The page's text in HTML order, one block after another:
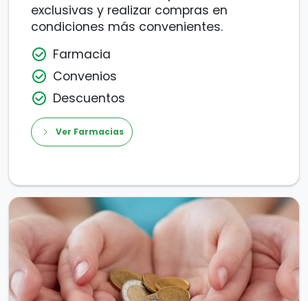
exclusivas y realizar compras en
condiciones más convenientes.
Farmacia
Convenios
Descuentos
Ver Farmacias